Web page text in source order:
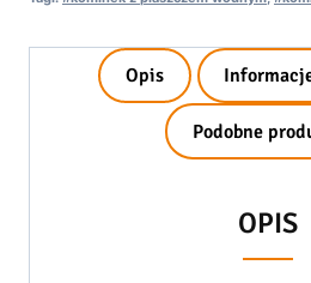
Opis
Podobne
OPIS